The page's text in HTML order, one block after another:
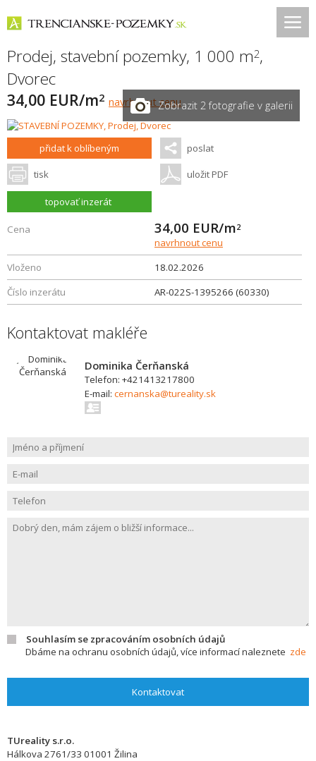
Prodej, stavební pozemky, 1 000 m2,
Dvorec
34,00 EUR/m2 navrhnout cenuZobrazit 2 fotografie v galerii
přidat k oblíbeným poslat
tisk uložit PDF
topovať inzerát
Cena 34,00 EUR/m2
navrhnout cenu
Vloženo
18.02.2026
Číslo inzerátu
AR-022S-1395266 (60330)
Kontaktovat makléře
Dominika Čerňanská
Telefon: +421413217800
E-mail: cernanska@tureality.sk
Souhlasím se zpracováním osobních údajů
Dbáme na ochranu osobních údajů, více informací naleznete zde
Kontaktovat
TUreality s.r.o.
Hálkova 2761/33 01001 Žilina